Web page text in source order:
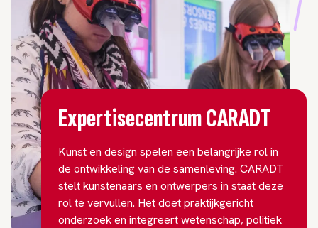
Expertisecentrum CARADT
Kunst en design spelen een belangrijke rol in
de ontwikkeling van de samenleving. CARADT
stelt kunstenaars en ontwerpers in staat deze
rol te vervullen. Het doet praktijkgericht
onderzoek en integreert wetenschap, politiek